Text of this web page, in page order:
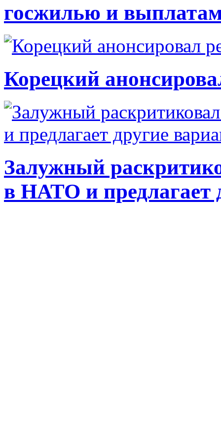
госжилью и
Корецкий
Залужный
в НАТО и предлагает